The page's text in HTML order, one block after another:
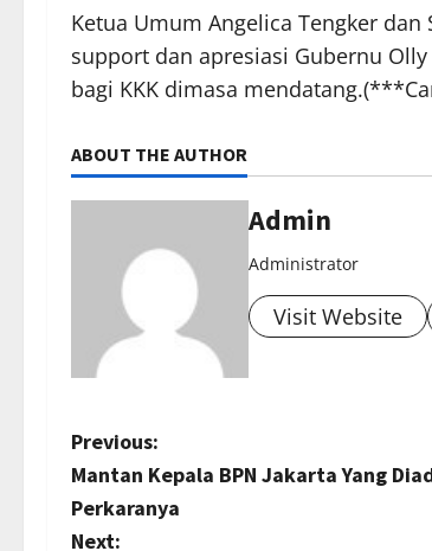
Ketua Umum Angelica Tengker
support dan apresiasi Gubernu
bagi KKK dimasa
ABOUT THE AUTHOR
Admin
Administrator
Visit Website
P
o
Previous:
Mantan Kepala BPN Jakarta Yang
Perkaranya
Next: